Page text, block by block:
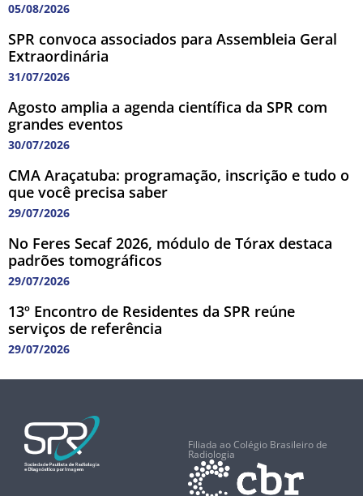
05/08/2026
SPR convoca associados para Assembleia Geral
Extraordinária
31/07/2026
Agosto amplia a agenda científica da SPR com
grandes eventos
30/07/2026
CMA Araçatuba: programação, inscrição e tudo o
que você precisa saber
29/07/2026
No Feres Secaf 2026, módulo de Tórax destaca
padrões tomográficos
29/07/2026
13º Encontro de Residentes da SPR reúne
serviços de referência
29/07/2026
Filiada ao Colégio Brasileiro de
Radiologia